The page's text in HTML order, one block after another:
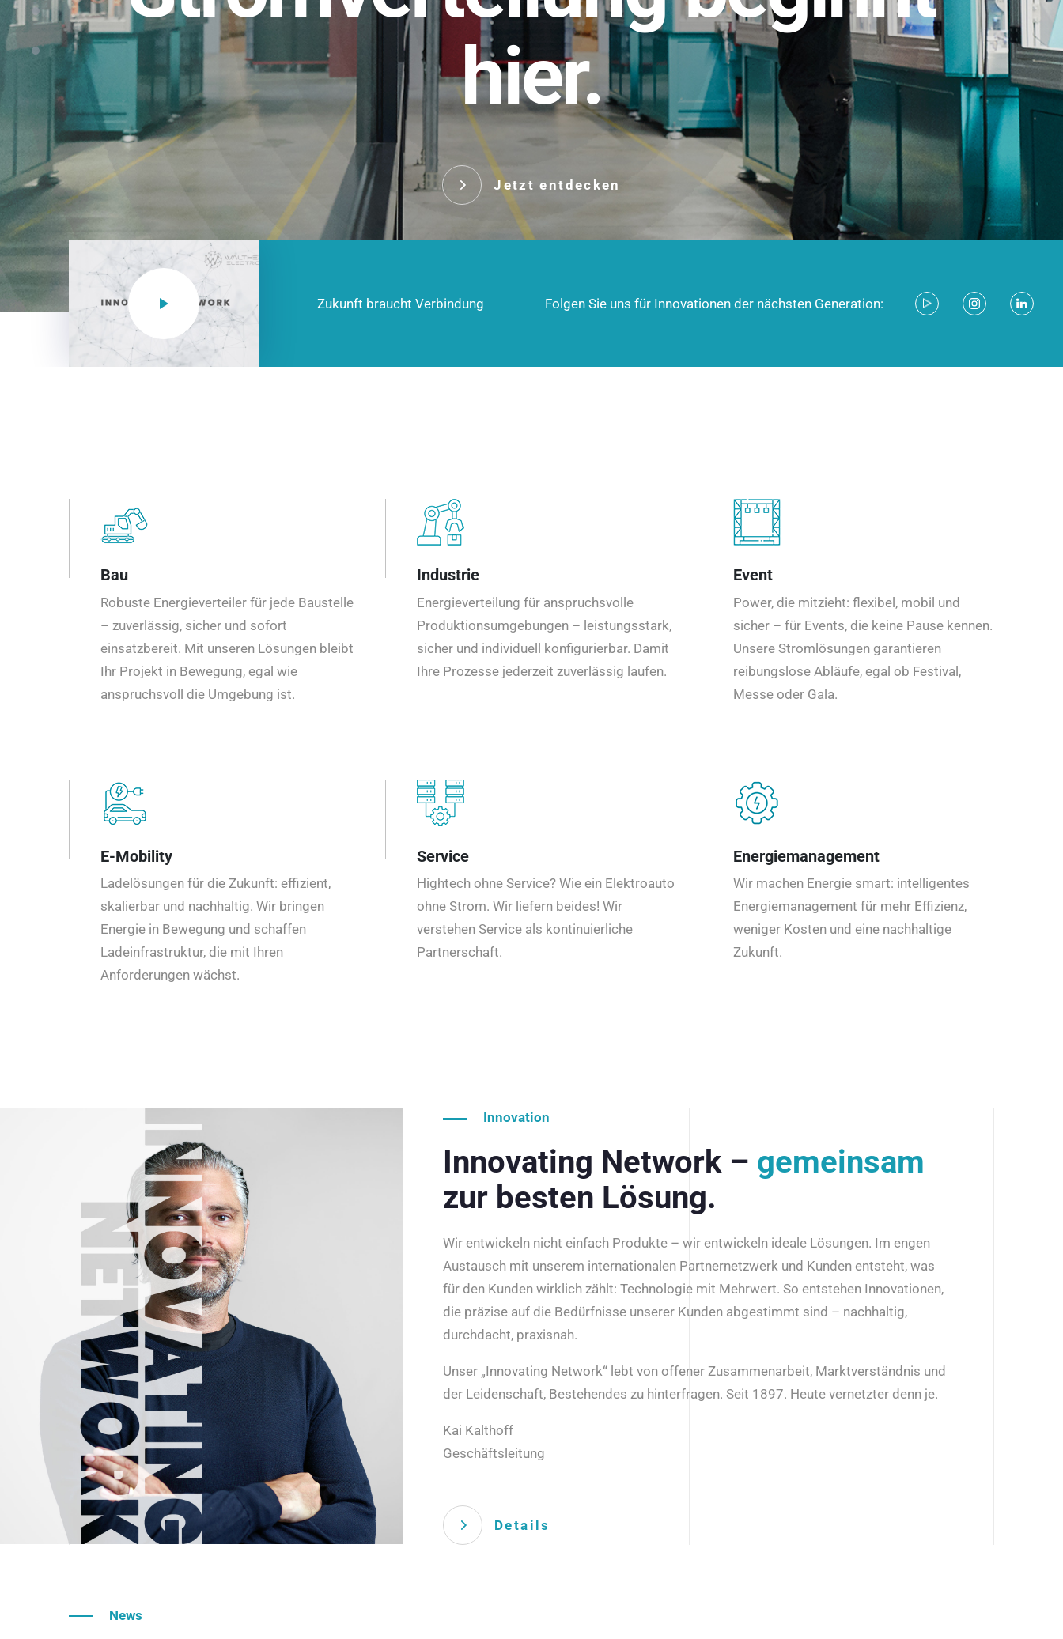
hier.
Jetzt entdecken
NEO CEE: Energieverteilung mit System. Robust im Alltag,
effizient in der Installation, zukunftsfähig im Ausbau.
Das innovative Stecksystem für industrielle Anwendungen –
robust, IP-geschützt und zukunftsfähig.
Jetzt entdecken
Zukunft braucht Verbindung Folgen Sie uns für Innovationen der nächsten Generation:
Bau
Robuste Energieverteiler für jede Baustelle
– zuverlässig, sicher und sofort
einsatzbereit. Mit unseren Lösungen bleibt
Ihr Projekt in Bewegung, egal wie
anspruchsvoll die Umgebung ist.
Industrie
Energieverteilung für anspruchsvolle
Produktionsumgebungen – leistungsstark,
sicher und individuell konfigurierbar. Damit
Ihre Prozesse jederzeit zuverlässig laufen.
Event
Power, die mitzieht: flexibel, mobil und
sicher – für Events, die keine Pause kennen.
Unsere Stromlösungen garantieren
reibungslose Abläufe, egal ob Festival,
Messe oder Gala.
E-Mobility
Ladelösungen für die Zukunft: effizient,
skalierbar und nachhaltig. Wir bringen
Energie in Bewegung und schaffen
Ladeinfrastruktur, die mit Ihren
Anforderungen wächst.
Service
Hightech ohne Service? Wie ein Elektroauto
ohne Strom. Wir liefern beides! Wir
verstehen Service als kontinuierliche
Partnerschaft.
Energiemanagement
Wir machen Energie smart: intelligentes
Energiemanagement für mehr Effizienz,
weniger Kosten und eine nachhaltige
Zukunft.
Innovation
Innovating Network – gemeinsam
zur besten Lösung.
Wir entwickeln nicht einfach Produkte – wir entwickeln ideale Lösungen. Im engen
Austausch mit unserem internationalen Partnernetzwerk und Kunden entsteht, was
für den Kunden wirklich zählt: Technologie mit Mehrwert. So entstehen Innovationen,
die präzise auf die Bedürfnisse unserer Kunden abgestimmt sind – nachhaltig,
durchdacht, praxisnah.
Unser „Innovating Network“ lebt von offener Zusammenarbeit, Marktverständnis und
der Leidenschaft, Bestehendes zu hinterfragen. Seit 1897. Heute vernetzter denn je.
Kai Kalthoff
Geschäftsleitung
Details
News